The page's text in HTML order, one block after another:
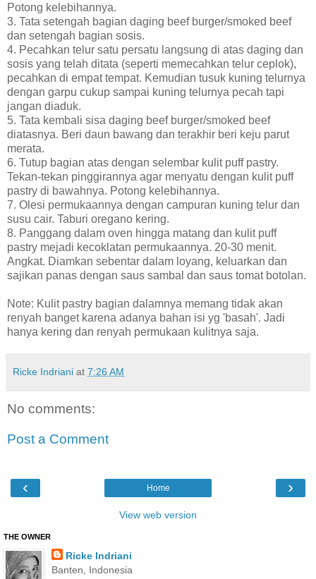
Potong kelebihannya.
3. Tata setengah bagian daging beef burger/smoked beef
dan setengah bagian sosis.
4. Pecahkan telur satu persatu langsung di atas daging dan
sosis yang telah ditata (seperti memecahkan telur ceplok),
pecahkan di empat tempat. Kemudian tusuk kuning telurnya
dengan garpu cukup sampai kuning telurnya pecah tapi
jangan diaduk.
5. Tata kembali sisa daging beef burger/smoked beef
diatasnya. Beri daun bawang dan terakhir beri keju parut
merata.
6. Tutup bagian atas dengan selembar kulit puff pastry.
Tekan-tekan pinggirannya agar menyatu dengan kulit puff
pastry di bawahnya. Potong kelebihannya.
7. Olesi permukaannya dengan campuran kuning telur dan
susu cair. Taburi oregano kering.
8. Panggang dalam oven hingga matang dan kulit puff
pastry mejadi kecoklatan permukaannya. 20-30 menit.
Angkat. Diamkan sebentar dalam loyang, keluarkan dan
sajikan panas dengan saus sambal dan saus tomat botolan.
Note: Kulit pastry bagian dalamnya memang tidak akan
renyah banget karena adanya bahan isi yg 'basah'. Jadi
hanya kering dan renyah permukaan kulitnya saja.
Ricke Indriani at 7:26 AM
No comments:
Post a Comment
‹ ›
Home
View web version
THE OWNER
Ricke Indriani
Banten, Indonesia